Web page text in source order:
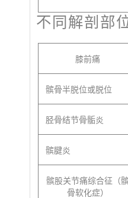
不同解剖部
膝前痛
髌骨半脱位或脱位
胫骨结节骨骺炎
髌腱炎
髌股关节痛综合征（
骨软化症）